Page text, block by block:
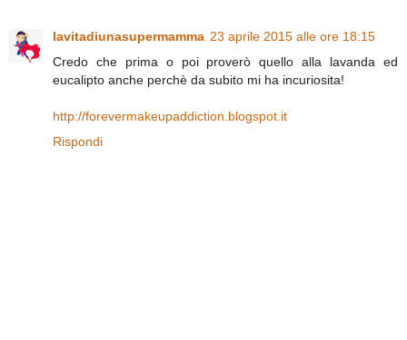
lavitadiunasupermamma 23 aprile 2015 alle ore 18:15
Credo che prima o poi proverò quello alla lavanda ed
eucalipto anche perchè da subito mi ha incuriosita!
http://forevermakeupaddiction.blogspot.it
Rispondi